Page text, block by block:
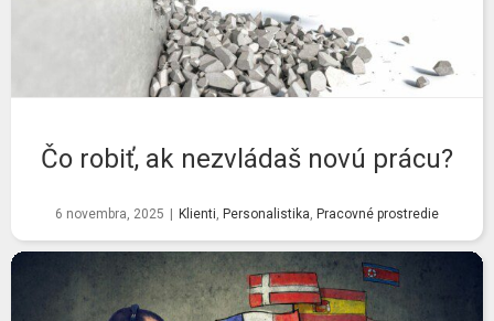
Čo robiť, ak nezvládaš novú prácu?
6 novembra, 2025 Klienti, Personalistika, Pracovné prostredie